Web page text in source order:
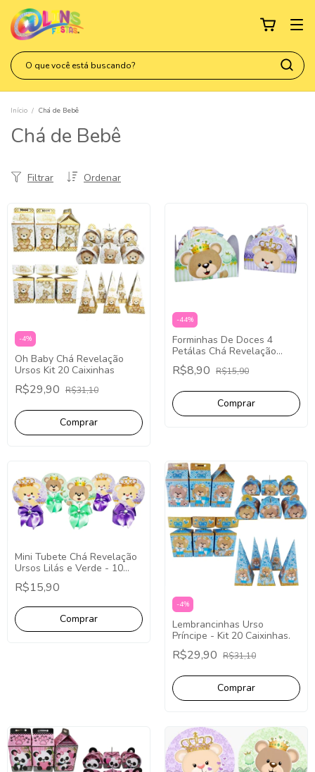
Início / Chá de Bebê
Chá de Bebê
Ordenar
Filtrar
-4%
Oh Baby Chá Revelação
Ursos Kit 20 Caixinhas
R$29,90 R$31,10
-44%
Forminhas De Doces 4
Petálas Chá Revelação
Ursos Verde e Lilás - 40
Unidades.
R$8,90 R$15,90
Mini Tubete Chá Revelação
Ursos Lilás e Verde - 10
Unidades.
R$15,90
-4%
Lembrancinhas Urso
Príncipe - Kit 20 Caixinhas.
R$29,90 R$31,10